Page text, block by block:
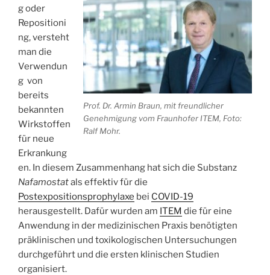
Prof. Dr. Armin Braun, mit freundlicher
Genehmigung vom Fraunhofer ITEM, Foto:
Ralf Mohr.
g oder
Repositioni
ng, versteht
man die
Verwendun
g von
bereits
bekannten
Wirkstoffen
für neue
Erkrankung
en. In diesem Zusammenhang hat sich die Substanz
Nafamostatals effektiv für die
Postexpositionsprophylaxe bei COVID-19
herausgestellt. Dafür wurden am ITEM die für eine
Anwendung in der medizinischen Praxis benötigten
präklinischen und toxikologischen Untersuchungen
durchgeführt und die ersten klinischen Studien
organisiert.